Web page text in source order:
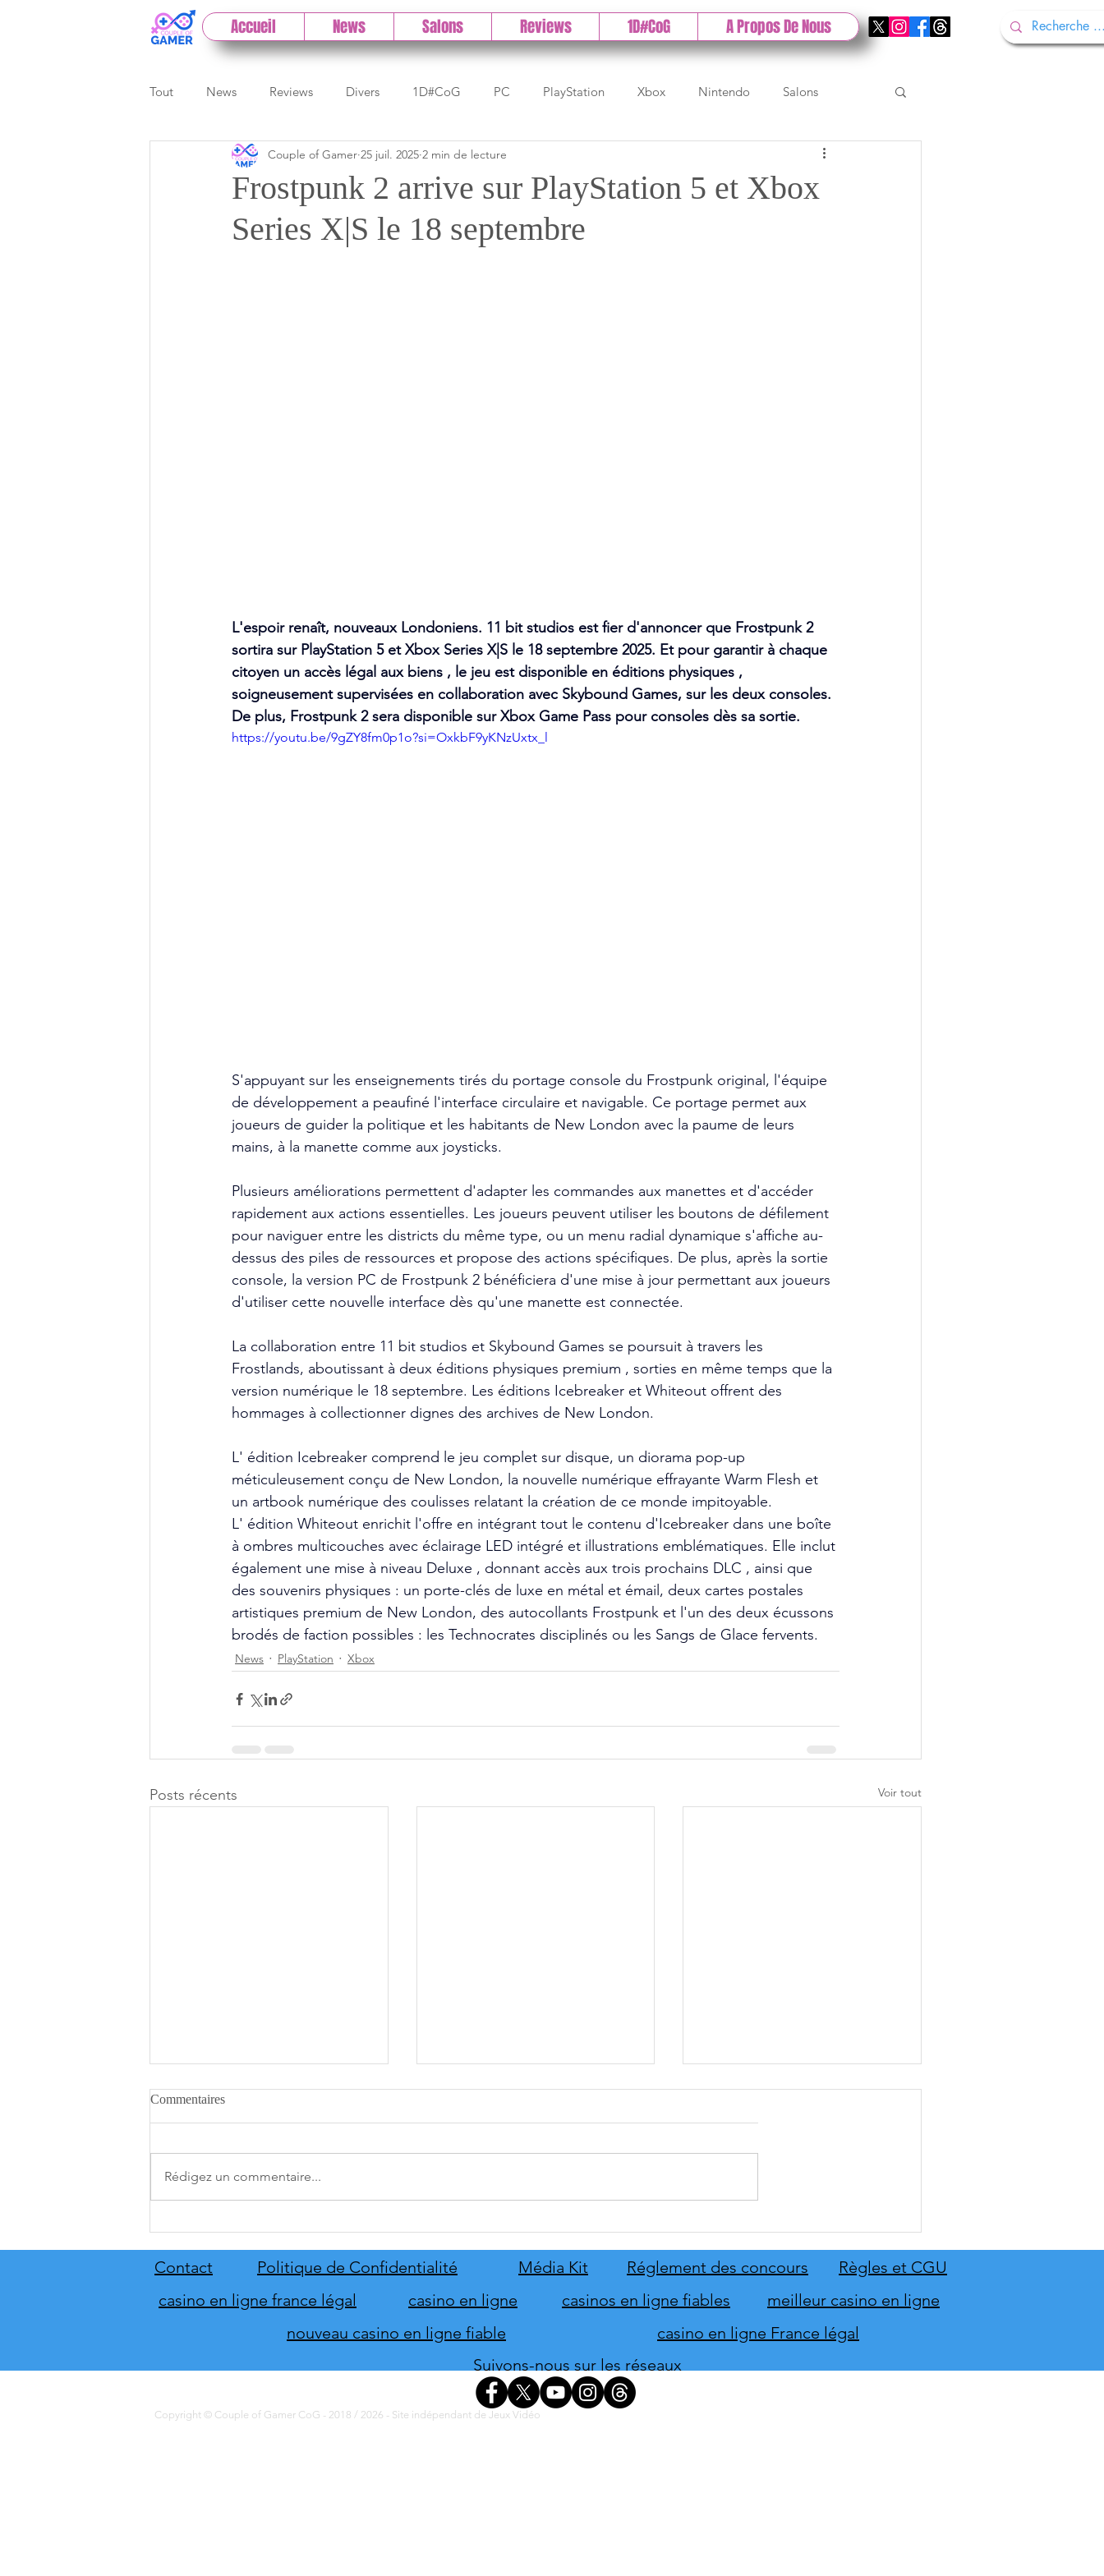
Accueil News Salons Reviews 1D#CoG A Propos De Nous
Tout News Reviews Divers 1D#CoG PC PlayStation Xbox Nintendo Salons
Previews Cloud Test indé DLC Gamescom
Paris Games Week Early Access Test 1DCoG Test Xbox
Frostpunk 2 arrive sur PlayStation 5 et Xbox
Series X|S le 18 septembre
Couple of Gamer 25 juil. 2025 2 min de lecture
L'espoir renaît, nouveaux Londoniens. 11 bit studios est fier d'annoncer que Frostpunk 2
sortira sur PlayStation 5 et Xbox Series X|S le 18 septembre 2025. Et pour garantir à chaque
citoyen un accès légal aux biens , le jeu est disponible en éditions physiques ,
soigneusement supervisées en collaboration avec Skybound Games, sur les deux consoles.
De plus, Frostpunk 2 sera disponible sur Xbox Game Pass pour consoles dès sa sortie.
https://youtu.be/9gZY8fm0p1o?si=OxkbF9yKNzUxtx_l
S'appuyant sur les enseignements tirés du portage console du Frostpunk original, l'équipe
de développement a peaufiné l'interface circulaire et navigable. Ce portage permet aux
joueurs de guider la politique et les habitants de New London avec la paume de leurs
mains, à la manette comme aux joysticks.
Plusieurs améliorations permettent d'adapter les commandes aux manettes et d'accéder
rapidement aux actions essentielles. Les joueurs peuvent utiliser les boutons de défilement
pour naviguer entre les districts du même type, ou un menu radial dynamique s'affiche au-
dessus des piles de ressources et propose des actions spécifiques. De plus, après la sortie
console, la version PC de Frostpunk 2 bénéficiera d'une mise à jour permettant aux joueurs
d'utiliser cette nouvelle interface dès qu'une manette est connectée.
La collaboration entre 11 bit studios et Skybound Games se poursuit à travers les
Frostlands, aboutissant à deux éditions physiques premium , sorties en même temps que la
version numérique le 18 septembre. Les éditions Icebreaker et Whiteout offrent des
hommages à collectionner dignes des archives de New London.
L' édition Icebreaker comprend le jeu complet sur disque, un diorama pop-up
méticuleusement conçu de New London, la nouvelle numérique effrayante Warm Flesh et
un artbook numérique des coulisses relatant la création de ce monde impitoyable.
L' édition Whiteout enrichit l'offre en intégrant tout le contenu d'Icebreaker dans une boîte
à ombres multicouches avec éclairage LED intégré et illustrations emblématiques. Elle inclut
également une mise à niveau Deluxe , donnant accès aux trois prochains DLC , ainsi que
des souvenirs physiques : un porte-clés de luxe en métal et émail, deux cartes postales
artistiques premium de New London, des autocollants Frostpunk et l'un des deux écussons
brodés de faction possibles : les Technocrates disciplinés ou les Sangs de Glace fervents.
News PlayStation Xbox
Posts récents Voir tout
du direct de THQ Nordic
lancement
novembre
Commentaires
Rédigez un commentaire...
Contact Politique de Confidentialité Média Kit Règles et CGU
Réglement des concours
casino en ligne france légal
meilleur casino en ligne
casino en ligne
casinos en ligne fiables
nouveau casino en ligne fiable
casino en ligne France légal
Suivons-nous sur les réseaux
Copyright © Couple of Gamer CoG - 2018 / 2026 - Site indépendant de Jeux Vidéo